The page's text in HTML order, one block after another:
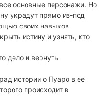
основные персонажи. Но
украдут прямо из-под
своих навыков
истину и узнать, кто
дело и вернуть
истории о Пуаро в ее
происходит в